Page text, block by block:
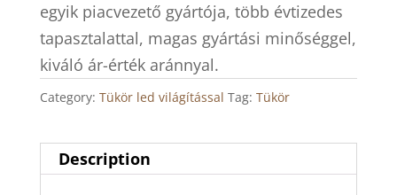
egyik piacvezető gyártója, több évtizedes
tapasztalattal, magas gyártási minőséggel,
kiváló ár-érték aránnyal.
Category: Tükör led világítással Tag: Tükör
Description